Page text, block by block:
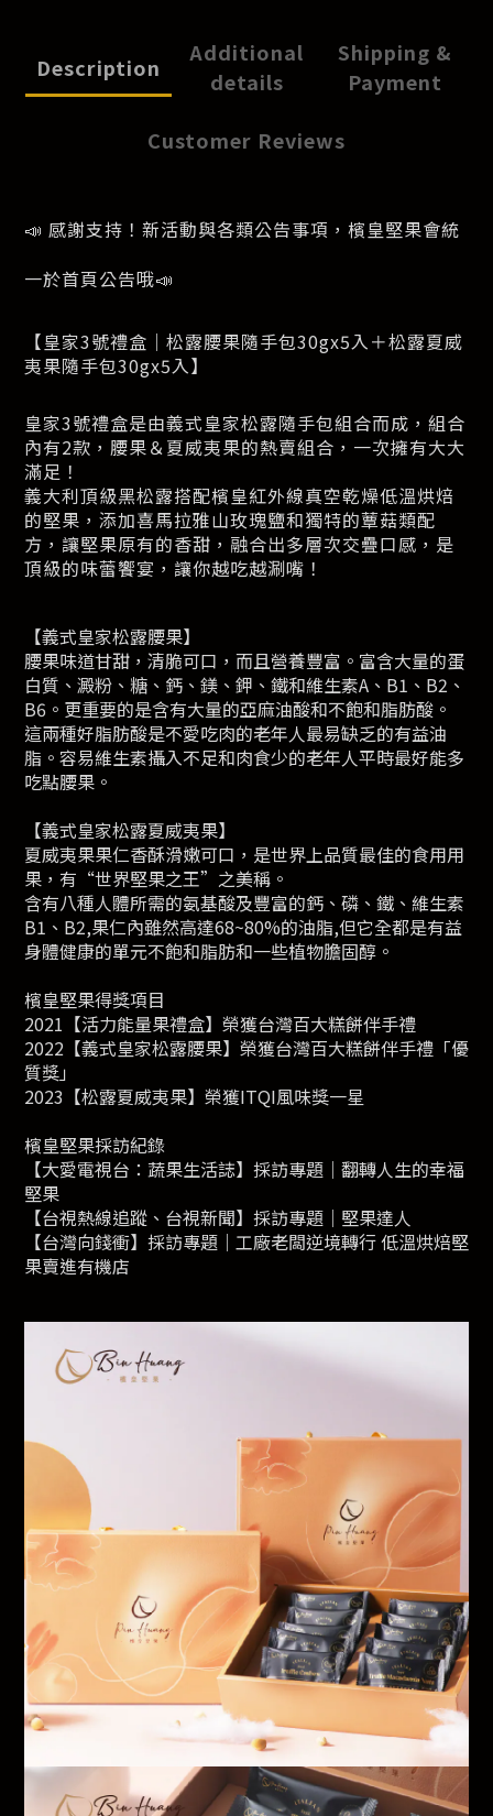
Description
Additional
details
Shipping &
Payment
Customer Reviews
📣 感謝支持！新活動與各類公告事項，檳皇堅果會統
一於首頁公告哦📣
【皇家3號禮盒｜松露腰果隨手包30gx5入＋松露夏威
夷果隨手包30gx5入】
皇家3號禮盒是由義式皇家松露隨手包組合而成，組合
內有2款，腰果＆夏威夷果的熱賣組合，一次擁有大大
滿足！
義大利頂級黑松露搭配檳皇紅外線真空乾燥低溫烘焙
的堅果，添加喜馬拉雅山玫瑰鹽和獨特的蕈菇類配
方，讓堅果原有的香甜，融合出多層次交疊口感，是
頂級的味蕾饗宴，讓你越吃越涮嘴！
【義式皇家松露腰果】
腰果味道甘甜，清脆可口，而且營養豐富。富含大量的蛋
白質、澱粉、糖、鈣、鎂、鉀、鐵和維生素A、B1、B2、
B6。更重要的是含有大量的亞麻油酸和不飽和脂肪酸。
這兩種好脂肪酸是不愛吃肉的老年人最易缺乏的有益油
脂。容易維生素攝入不足和肉食少的老年人平時最好能多
吃點腰果。
【義式皇家松露夏威夷果】
夏威夷果果仁香酥滑嫩可口，是世界上品質最佳的食用用
果，有“世界堅果之王”之美稱。
含有八種人體所需的氨基酸及豐富的鈣、磷、鐵、維生素
B1、B2,果仁內雖然高達68~80%的油脂,但它全都是有益
身體健康的單元不飽和脂肪和一些植物膽固醇。
檳皇堅果得獎項目
2021【活力能量果禮盒】榮獲台灣百大糕餅伴手禮
2022【義式皇家松露腰果】榮獲台灣百大糕餅伴手禮「優
質獎」
2023【松露夏威夷果】榮獲ITQI風味獎一星
檳皇堅果採訪紀錄
【大愛電視台：蔬果生活誌】採訪專題｜翻轉人生的幸福
堅果
【台視熱線追蹤、台視新聞】採訪專題｜堅果達人
【台灣向錢衝】採訪專題｜工廠老闆逆境轉行 低溫烘焙堅
果賣進有機店